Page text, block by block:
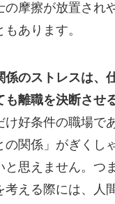
の摩擦が放置され
あります。
係のストレスは、
も離職を決断させ
け好条件の職場で
の関係」がぎくし
と思えません。つ
考える際には、人